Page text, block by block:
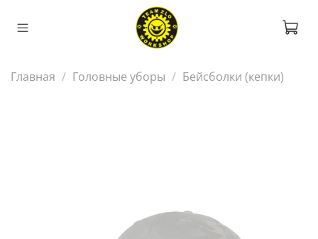
Главная Головные уборы Бейсболки (кепки)